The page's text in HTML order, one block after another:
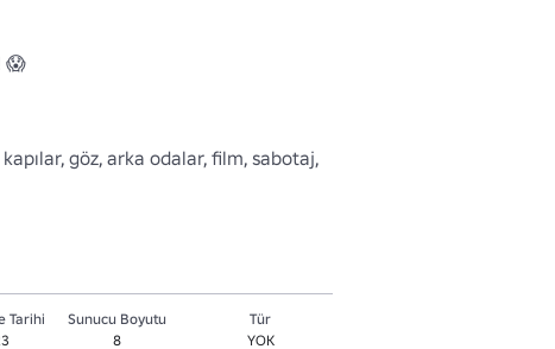
😱
göz, arka odalar, film, sabotaj,
Tarihi
Sunucu Boyutu
8
Tür
YOK